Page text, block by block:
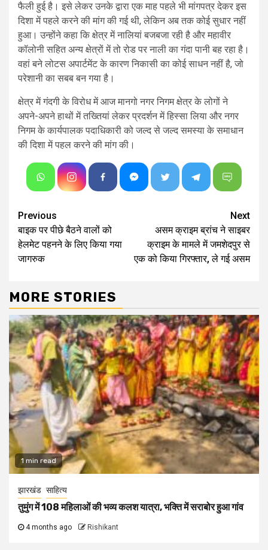
फैली हुई है। इसे लेकर उनके द्वारा एक माह पहले भी मांगपत्र देकर इस
दिशा में पहले करने की मांग की गई थी, लेकिन अब तक कोई सुधार नहीं
हुआ। उन्होंने कहा कि क्षेत्र में नालियां बजबजा रही है और महावीर
कॉलोनी सहित अन्य क्षेत्रों में तो रोड पर नाली का गंदा पानी बह रहा है।
वहां बने लोटस अपार्टमेंट के कारण निकासी का कोई साधन नहीं है, जो
परेशानी का सबब बन गया है।
क्षेत्र में गंदगी के विरोध में आज मानगो नगर निगम क्षेत्र के लोगों ने
अपने-अपने हाथों में तख्तियां लेकर प्रदर्शन में हिस्सा लिया और नगर
निगम के कार्यपालक पदाधिकारी को जल्द से जल्द समस्या के समाधान
की दिशा में पहल करने की मांग की।
Continue
Reading
Previous
बाइक पर पीछे बैठने वालों को
हेलमेट पहनने के लिए किया गया
जागरुक
Next
असम क्राइम ब्रांच ने साइबर
क्राइम के मामले में जमशेदपुर से
एक को किया गिरफ्तार, ले गई असम
MORE STORIES
1 min read
झारखंड साहित्य
तुमुंग में 108 महिलाओं की भव्य कलश यात्रा, भक्ति में सराबोर हुआ गांव
4 months ago Rishikant